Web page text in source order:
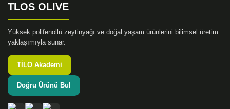
Ürün bilgilerinde hatalar bulunuyor.
Bu ürüne benzer farklı alternatifler olmalı.
TLOS OLIVE
Yüksek polifenollü zeytinyağı ve doğal yaşam ürünlerini bilimsel üretim
yaklaşımıyla sunar.
TİLO Akademi
Doğru Ürünü Bul